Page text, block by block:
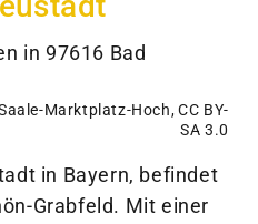
in Bayern, befindet
Grabfeld. Mit einer
Marktplatz-Hoch,CC BY-
SA 3.0